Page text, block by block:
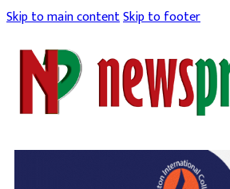
Skip to main contentSkip to footer